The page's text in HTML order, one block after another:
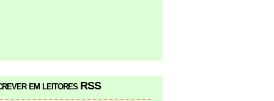
em leitores RSS